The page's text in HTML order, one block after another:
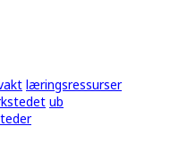
læringsressurser
ub